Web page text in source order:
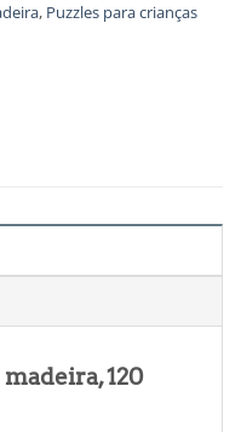
, Puzzles para crianças
120